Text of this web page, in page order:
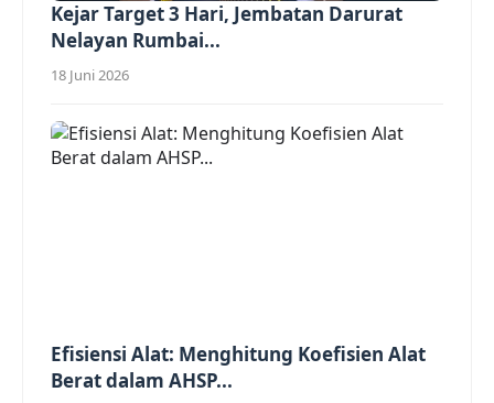
Kejar Target 3 Hari, Jembatan Darurat
Nelayan Rumbai...
18 Juni 2026
Efisiensi Alat: Menghitung Koefisien Alat
Berat dalam AHSP...